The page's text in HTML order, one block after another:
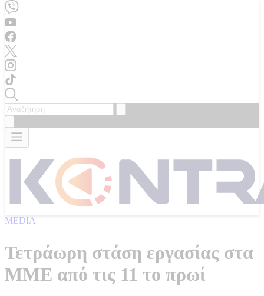
MEDIA
Τετράωρη στάση εργασίας στα
ΜΜΕ από τις 11 το πρωί